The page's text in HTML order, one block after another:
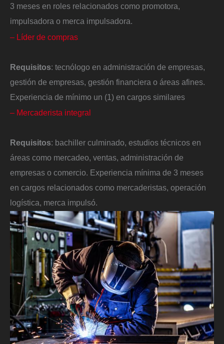
3 meses en roles relacionados como promotora,
impulsadora o merca impulsadora.
– Líder de compras
Requisitos: tecnólogo en administración de empresas,
gestión de empresas, gestión financiera o áreas afines.
Experiencia de mínimo un (1) en cargos similares
– Mercaderista integral
Requisitos: bachiller culminado, estudios técnicos en
áreas como mercadeo, ventas, administración de
empresas o comercio. Experiencia mínima de 3 meses
en cargos relacionados como mercaderistas, operación
logística, merca impulsó.